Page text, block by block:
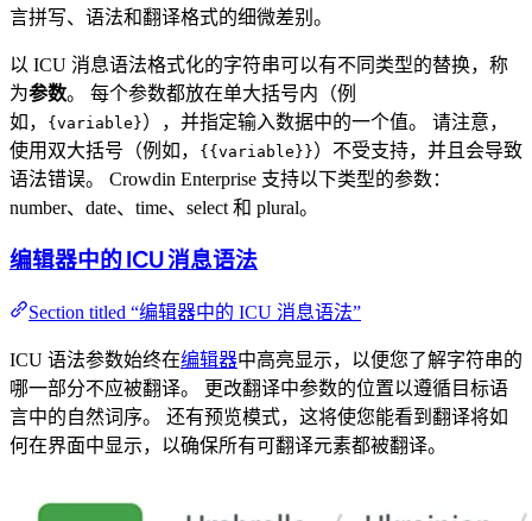
言拼写、语法和翻译格式的细微差别。
以 ICU 消息语法格式化的字符串可以有不同类型的替换，称
为参数。 每个参数都放在单大括号内（例
如，
{variable}），并指定输入数据中的一个值。 请注意，
使用双大括号（例如，
{{variable}}）不受支持，并且会导致
语法错误。 Crowdin Enterprise 支持以下类型的参数：
number、date、time、select 和 plural。
编辑器中的 ICU 消息语法
Section titled “编辑器中的 ICU 消息语法”
ICU 语法参数始终在编辑器中高亮显示，以便您了解字符串的
哪一部分不应被翻译。 更改翻译中参数的位置以遵循目标语
言中的自然词序。 还有预览模式，这将使您能看到翻译将如
何在界面中显示，以确保所有可翻译元素都被翻译。